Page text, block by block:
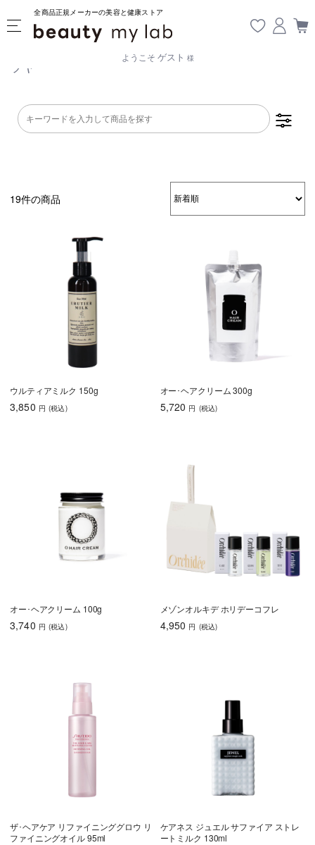
全商品正規メーカーの美容と健康ストア
ようこそ ゲスト 様
ツヤ
乾燥・パサつき ダメージケア
頭皮が脂っぽい ボリュームアッ
プ
うねり・くせ毛 エイジングケア
しっとり ハリコシ
乾燥・パサつき 広がり・ゴワつ ダメージケア
しっとり ハリコシ
19件の商品
ウルティアミルク 150g
3,850 円 (税込)
オー･ヘアクリーム 300g
5,720 円 (税込)
オー･ヘアクリーム 100g
3,740 円 (税込)
メゾンオルキデ ホリデーコフレ
4,950 円 (税込)
ザ･ヘアケア リファイニンググロウ リ
ファイニングオイル 95ml
ケアネス ジュエル サファイア ストレ
ートミルク 130ml